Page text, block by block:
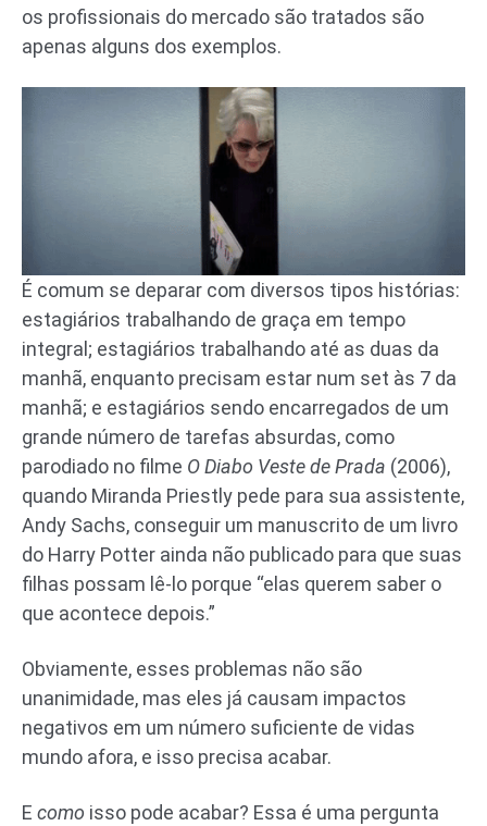
os profissionais do mercado são tratados são
apenas alguns dos exemplos.
É comum se deparar com diversos tipos histórias:
estagiários trabalhando de graça em tempo
integral; estagiários trabalhando até as duas da
manhã, enquanto precisam estar num set às 7 da
manhã; e estagiários sendo encarregados de um
grande número de tarefas absurdas, como
parodiado no filme O Diabo Veste de Prada (2006),
quando Miranda Priestly pede para sua assistente,
Andy Sachs, conseguir um manuscrito de um livro
do Harry Potter ainda não publicado para que suas
filhas possam lê-lo porque “elas querem saber o
que acontece depois.”
Obviamente, esses problemas não são
unanimidade, mas eles já causam impactos
negativos em um número suficiente de vidas
mundo afora, e isso precisa acabar.
E como isso pode acabar? Essa é uma pergunta